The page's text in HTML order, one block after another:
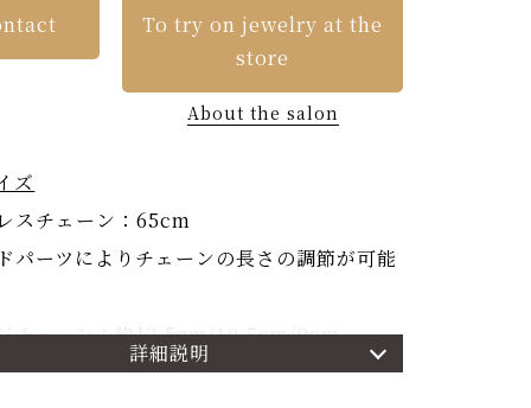
To try on jewelry at the
store
About the salon
詳細説明
ズ
スチェーン：65cm
パーツによりチェーンの長さの調節が可能
チェーン：約12.5cm/10.5cm/9cm